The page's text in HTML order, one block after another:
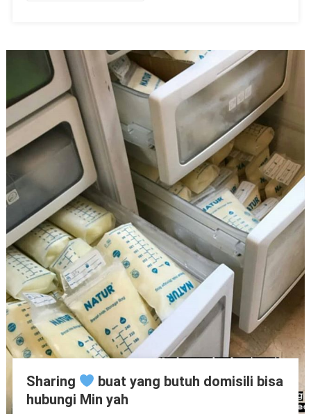
Sharing
buat yang butuh domisili bisa
hubungi Min yah